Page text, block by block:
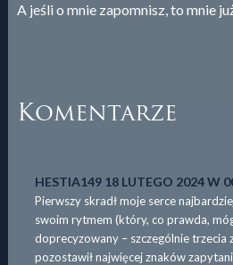
A jeśli o mnie zapomnisz, to mnie
Komentarze
HESTIA149 18 LUTEGO 2024 W
Pierwszy skradł moje serce
swoim rytmem (który, co prawda,
doprecyzowany – szczególnie trzecia
pozostawił najwięcej znaków